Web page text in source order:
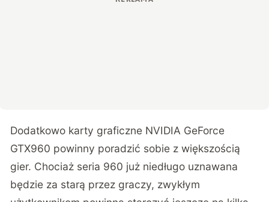
Dodatkowo karty graficzne NVIDIA GeForce
GTX960 powinny poradzić sobie z większością
gier. Chociaż seria 960 już niedługo uznawana
będzie za starą przez graczy, zwykłym